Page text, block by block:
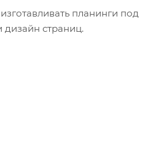
планинги под
страниц.